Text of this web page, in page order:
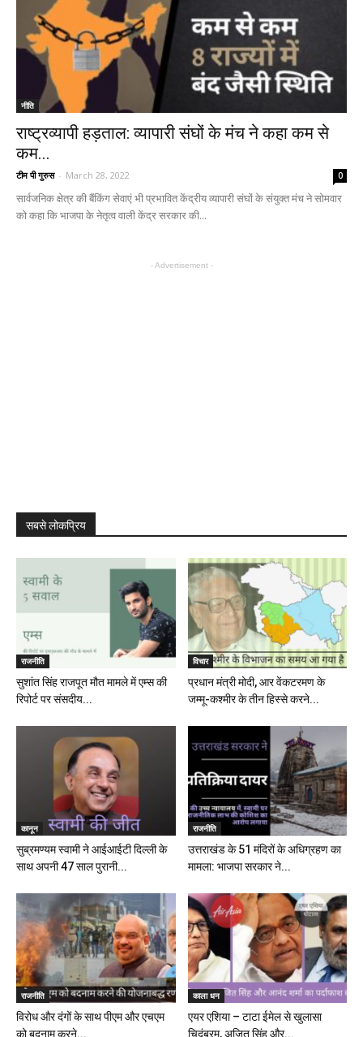
नीति
राष्ट्रव्यापी हड़ताल: व्यापारी संघों के मंच ने कहा कम से
कम...
टीम पी गुरुस - March 28, 2022 0
सार्वजनिक क्षेत्र की बैंकिंग सेवाएं भी प्रभावित केंद्रीय व्यापारी संघों के संयुक्त मंच ने सोमवार
को कहा कि भाजपा के नेतृत्व वाली केंद्र सरकार की...
- Advertisement -
सबसे लोकप्रिय
राजनीति
सुशांत सिंह राजपूत मौत मामले में एम्स की
रिपोर्ट पर संसदीय...
विचार
प्रधान मंत्री मोदी, आर वेंकटरमण के
जम्मू-कश्मीर के तीन हिस्से करने...
कानून
सुब्रमण्यम स्वामी ने आईआईटी दिल्ली के
साथ अपनी 47 साल पुरानी...
राजनीति
उत्तराखंड के 51 मंदिरों के अधिग्रहण का
मामला: भाजपा सरकार ने...
राजनीति
विरोध और दंगों के साथ पीएम और एचएम
को बदनाम करने...
काला धन
एयर एशिया – टाटा ईमेल से खुलासा
चिदंबरम, अजित सिंह और...